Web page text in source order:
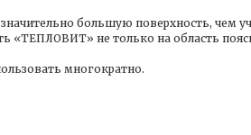
большую поверхность, чем
«ТЕПЛОВИТ» не только на область
многократно.